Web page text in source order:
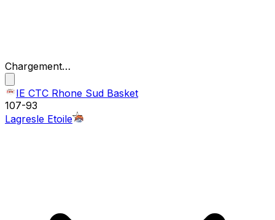
Chargement…
IE CTC Rhone Sud Basket
107-93
Lagresle Etoile